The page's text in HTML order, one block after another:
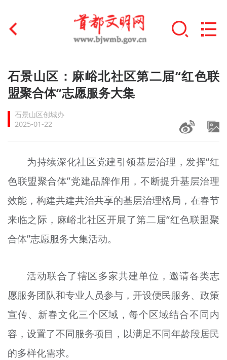
首页
文明创建
文明实践
未成年人思想道德建设
榜样人物
+
身边好人
文明评论
宣传思想文化人才
专题
资料库
+
石景山区：麻峪北社区第二届“红色联
盟聚合体”志愿服务大集
石景山区创城办
2025-01-22
为持续深化社区党建引领基层治理，发挥“红
色联盟聚合体”党建品牌作用，不断提升基层治理
效能，构建共建共治共享的基层治理格局，在春节
来临之际，麻峪北社区开展了第二届“红色联盟聚
合体”志愿服务大集活动。
活动联合了辖区多家共建单位，邀请各类志
愿服务团队和专业人员参与，开设便民服务、政策
宣传、新春文化三个区域，每个区域结合不同内
容，设置了不同服务项目，以满足不同年龄段居民
的多样化需求。